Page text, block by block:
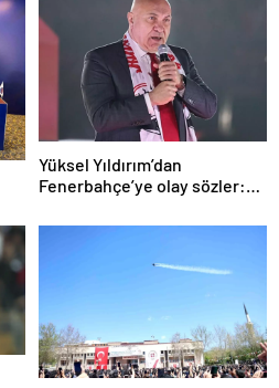
Yüksel Yıldırım’dan
Fenerbahçe’ye olay sözler: